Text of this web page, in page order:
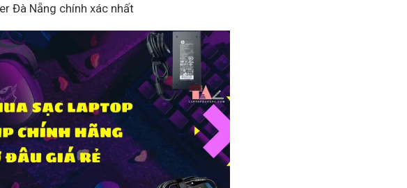
Đà Nẵng chính xác nhất